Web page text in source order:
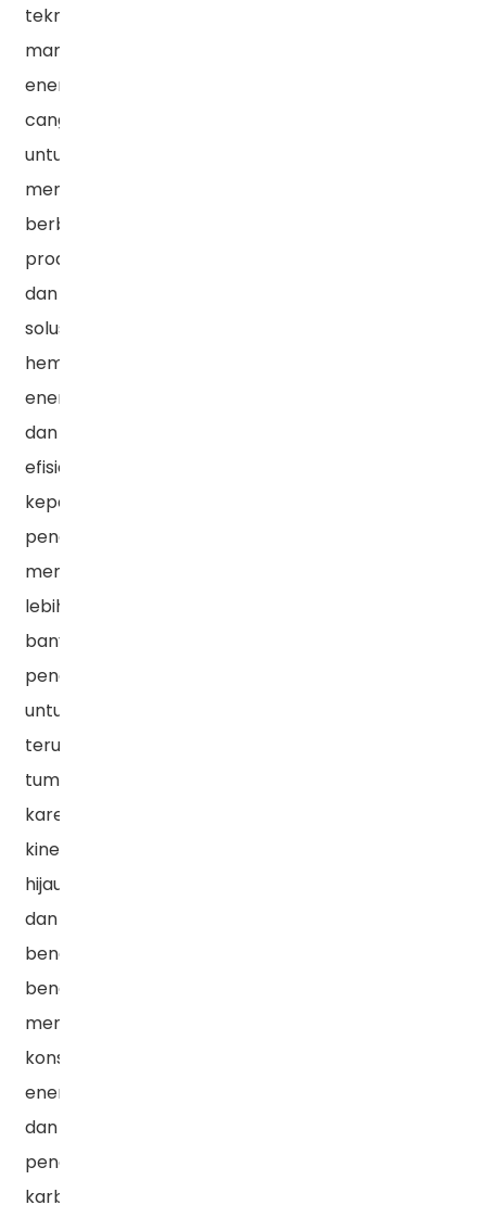
teknologi
manajemen
energi
canggih
untuk
menyediakan
berbagai
produk
dan
solusi
hemat
energi
dan
efisien
kepada
pengguna,
membantu
lebih
banyak
pengguna
untuk
terus
tumbuh
karena
kinerja
hijau,
dan
benar-
benar
mencapai
konservasi
energi
dan
pengurangan
karbon